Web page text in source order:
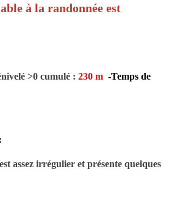
à la randonnée est
>0 cumulé : 230 m -Temps de
assez irrégulier et présente quelques